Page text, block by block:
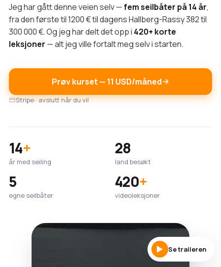
Jeg har gått denne veien selv —fem seilbåter på 14 år,
fra den første til 1200 € til dagens Hallberg-Rassy 382 til
300 000 €. Og jeg har delt det opp i 420+ korte
leksjoner — alt jeg ville fortalt meg selv i starten.
Prøv kurset — 11 USD/måned
Stripe · avslutt når du vil
14+
år med seiling
28
land besøkt
5
egne seilbåter
420+
videoleksjoner
Se traileren